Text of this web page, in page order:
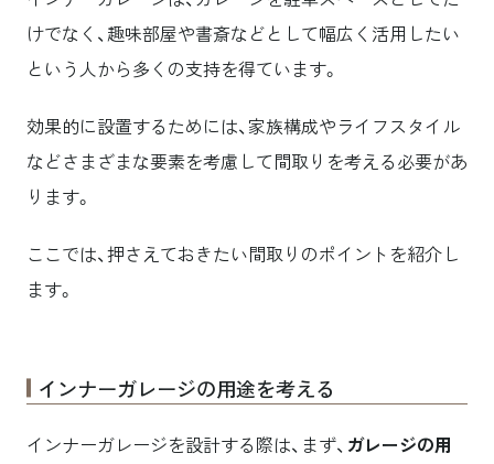
けでなく、趣味部屋や書斎などとして幅広く活用したい
という人から多くの支持を得ています。
効果的に設置するためには、家族構成やライフスタイル
などさまざまな要素を考慮して間取りを考える必要があ
ります。
ここでは、押さえておきたい間取りのポイントを紹介し
ます。
インナーガレージの用途を考える
インナーガレージを設計する際は、まず、 ガレージの用